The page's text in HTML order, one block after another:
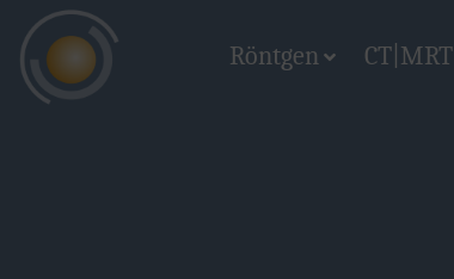
Röntgen CT|MRT